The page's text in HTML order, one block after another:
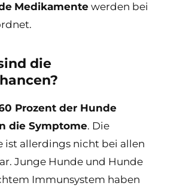
Medikamente werden bei
die
Prozent der Hunde
die Symptome. Die
ist allerdings nicht bei allen
Junge Hunde und Hunde
Immunsystem haben